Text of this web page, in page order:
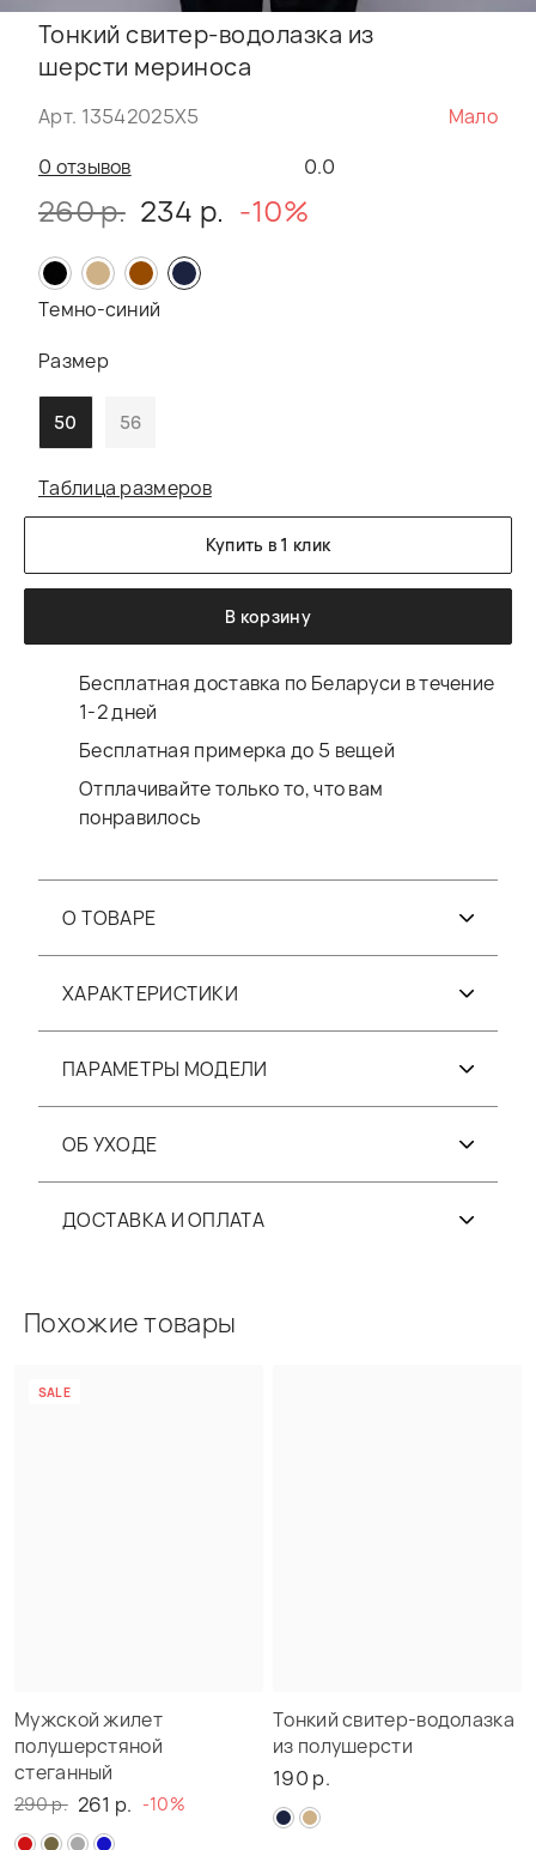
Тонкий свитер-водолазка из
шерсти мериноса
Арт. 13542025Х5
Мало
0 отзывов
0.0
260 р. 234 р. -10%
Темно-синий
Размер
50 56
Таблица размеров
Купить в 1 клик
В корзину
Бесплатная доставка по Беларуси в течение
1-2 дней
Бесплатная примерка до 5 вещей
Отплачивайте только то, что вам
понравилось
О ТОВАРЕ
ХАРАКТЕРИСТИКИ
ПАРАМЕТРЫ МОДЕЛИ
ОБ УХОДЕ
ДОСТАВКА И ОПЛАТА
Похожие товары
SALE
Мужской жилет
полушерстяной
стеганный
290 р. 261 р. -10%
Тонкий свитер-водолазка
из полушерсти
190 р.